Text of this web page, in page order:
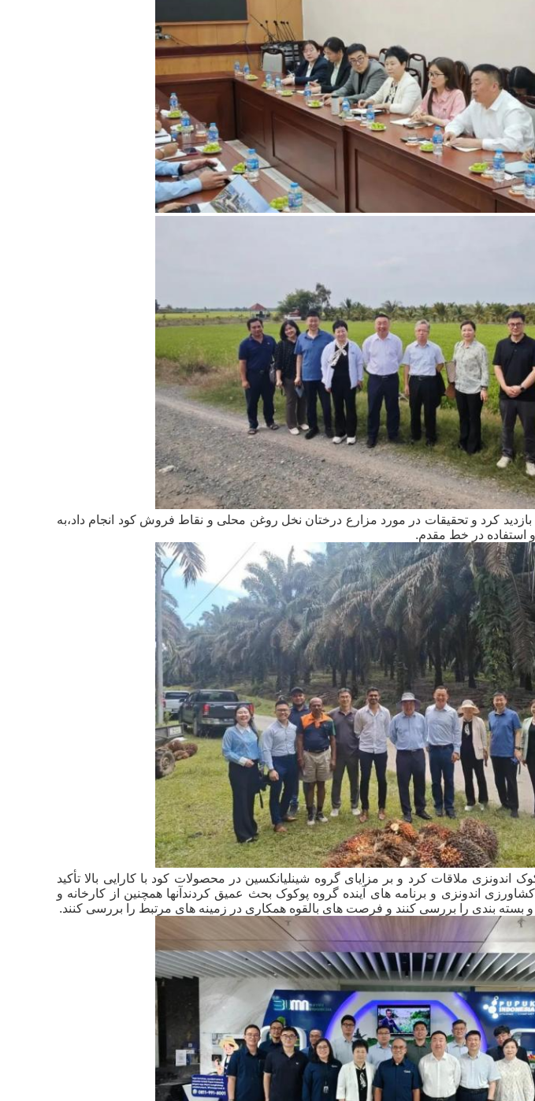
کرد و تحقیقات در مورد مزارع درختان نخل روغن محلی و نقاط فروش کود انجام داد،به
استفاده در خط مقدم.
اندونزی ملاقات کرد و بر مزایای گروه شینلیانکسین در محصولات کود با کارایی بالا تأکید
اندونزی و برنامه های آینده گروه پوکوک بحث عمیق کردندآنها همچنین از کارخانه و
و بسته بندی را بررسی کنند و فرصت های بالقوه همکاری در زمینه های مرتبط را بررسی کنند.